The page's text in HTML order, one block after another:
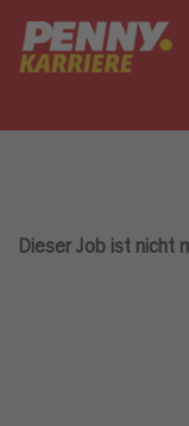
Dieser Job ist nicht